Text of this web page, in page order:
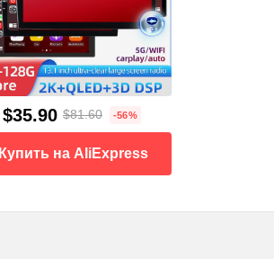
$35.90 $81.60 -56%
Купить на AliExpress